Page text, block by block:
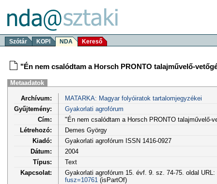
Szótár KOPI NDA Kereső
"Én nem csalódtam a Horsch PRONTO talajművelő-
Metaadatok
Archívum:
MATARKA: Magyar folyóiratok tartalomjegyzékei
Gyűjtemény:
Gyakorlati agrofórum
Cím:
"Én nem csalódtam a Horsch PRONTO talajművelő-
Létrehozó:
Demes György
Kiadó:
Gyakorlati agrofórum ISSN 1416-0927
Dátum:
2004
Típus:
Text
Kapcsolat:
Gyakorlati agrofórum 15. évf. 9. sz. 74-75. oldal URL:
fusz=10761 (isPartOf)